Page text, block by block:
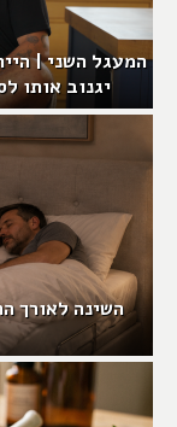
המעגל השני |
יגנוב אותו
השינה לאורך